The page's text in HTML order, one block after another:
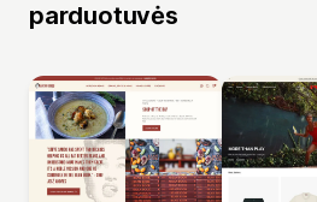
parduotuvės